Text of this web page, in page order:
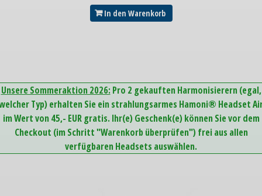
In den Warenkorb
Unsere Sommeraktion 2026: Pro 2 gekauften Harmonisierern (egal,
Typ) erhalten Sie ein strahlungsarmes Hamoni® Headset
im Wert von 45,- EUR gratis. Ihr(e) Geschenk(e) können Sie vor dem
Checkout (im Schritt "Warenkorb überprüfen") frei aus allen
verfügbaren Headsets auswählen.